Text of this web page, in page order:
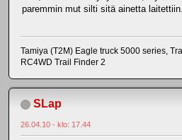
paremmin mut silti sitä ainetta laitettiin.
Tamiya (T2M) Eagle truck 5000 series,
RC4WD Trail Finder 2
SLap
26.04.10 - klo: 17.44